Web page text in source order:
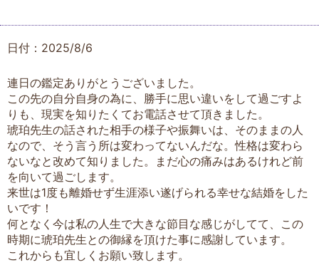
日付：2025/8/6
連日の鑑定ありがとうございました。
この先の自分自身の為に、勝手に思い違いをして過ごすよ
りも、現実を知りたくてお電話させて頂きました。
琥珀先生の話された相手の様子や振舞いは、そのままの人
なので、そう言う所は変わってないんだな。性格は変わら
ないなと改めて知りました。まだ心の痛みはあるけれど前
を向いて過ごします。
来世は1度も離婚せず生涯添い遂げられる幸せな結婚をした
いです！
何となく今は私の人生で大きな節目な感じがしてて、この
時期に琥珀先生との御縁を頂けた事に感謝しています。
これからも宜しくお願い致します。